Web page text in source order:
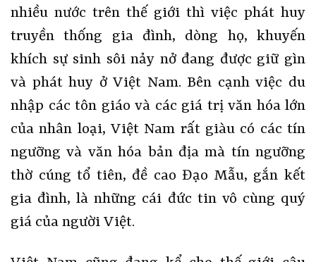
nhiều nước trên thế giới thì việc phát huy
truyền thống gia đình, dòng họ, khuyến
khích sự sinh sôi nảy nở đang được giữ gìn
và phát huy ở Việt Nam. Bên cạnh việc du
nhập các tôn giáo và các giá trị văn hóa lớn
của nhân loại, Việt Nam rất giàu có các tín
ngưỡng và văn hóa bản địa mà tín ngưỡng
thờ cúng tổ tiên, đề cao Đạo Mẫu, gắn kết
gia đình, là những cái đức tin vô cùng quý
giá của người Việt.